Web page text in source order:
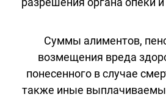
Суммы алиментов,
возмещения вреда
понесенного в случае
также иные